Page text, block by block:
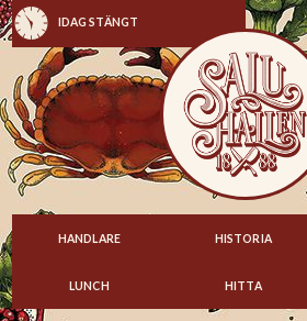
IDAG STÄNGT
HANDLARE HISTORIA
LUNCH HITTA